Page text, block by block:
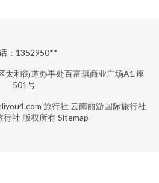
：1352950**
太和街道办事处百富琪商业广场A1 座
501号
旅行社 云南丽游国际旅行社
行社 版权所有Sitemap